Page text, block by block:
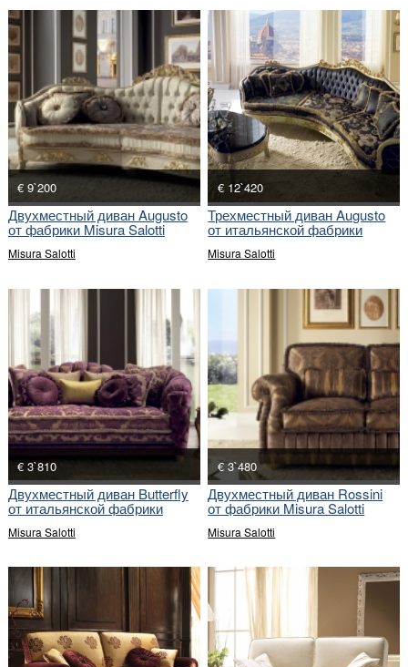
€ 9`200
Двухместный диван Augusto
от фабрики Misura Salotti
Misura Salotti
€ 12`420
Трехместный диван Augusto
от итальянской фабрики
Misura Salotti
€ 3`810
Двухместный диван Butterfly
от итальянской фабрики
Misura Salotti
Misura Salotti
€ 3`480
Двухместный диван Rossini
от фабрики Misura Salotti
Misura Salotti